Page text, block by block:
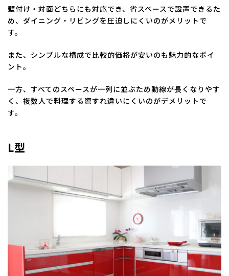
壁付け・対面どちらにも対応でき、省スペースで設置できるた
め、ダイニング・リビングを圧迫しにくいのがメリットで
す。
また、シンプルな構成で比較的価格が安いのも魅力的なポイ
ント。
一方、すべてのスペースが一列に並ぶため動線が長くなりやす
く、複数人で料理する際すれ違いにくいのがデメリットで
す。
L型